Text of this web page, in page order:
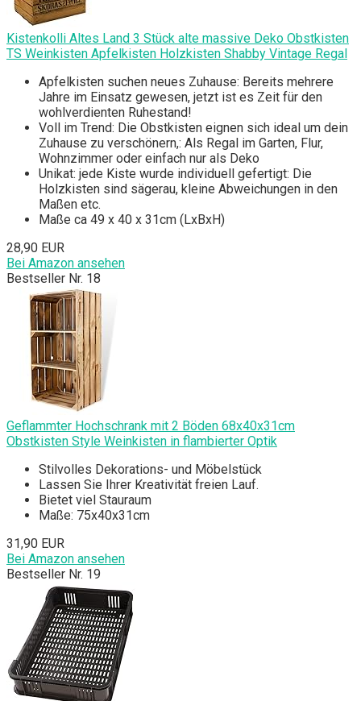
Kistenkolli Altes Land 3 Stück alte massive Deko Obstkisten
TS Weinkisten Apfelkisten Holzkisten Shabby Vintage Regal
Apfelkisten suchen neues Zuhause: Bereits mehrere
Jahre im Einsatz gewesen, jetzt ist es Zeit für den
wohlverdienten Ruhestand!
Voll im Trend: Die Obstkisten eignen sich ideal um dein
Zuhause zu verschönern,: Als Regal im Garten, Flur,
Wohnzimmer oder einfach nur als Deko
Unikat: jede Kiste wurde individuell gefertigt: Die
Holzkisten sind sägerau, kleine Abweichungen in den
Maßen etc.
Maße ca 49 x 40 x 31cm (LxBxH)
28,90 EUR
Bei Amazon ansehen
Bestseller Nr. 18
Geflammter Hochschrank mit 2 Böden 68x40x31cm
Obstkisten Style Weinkisten in flambierter Optik
Stilvolles Dekorations- und Möbelstück
Lassen Sie Ihrer Kreativität freien Lauf.
Bietet viel Stauraum
Maße: 75x40x31cm
31,90 EUR
Bei Amazon ansehen
Bestseller Nr. 19